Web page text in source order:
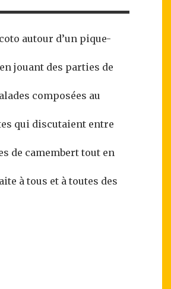
autour d’un pique-
jouant des parties de
composées au
qui discutaient entre
de camembert tout en
à tous et à toutes des